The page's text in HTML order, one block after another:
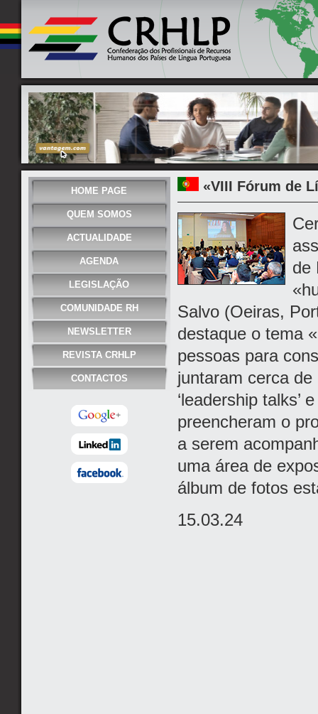
HOME PAGE
QUEM SOMOS
ACTUALIDADE
AGENDA
LEGISLAÇÃO
COMUNIDADE RH
NEWSLETTER
REVISTA CRHLP
CONTACTOS
«VIII Fórum de
de
Salvo (Oeiras,
destaque o tema
pessoas para
juntaram cerca
‘leadership talks’
preencheram o
a serem
uma área de
álbum de fotos
15.03.24